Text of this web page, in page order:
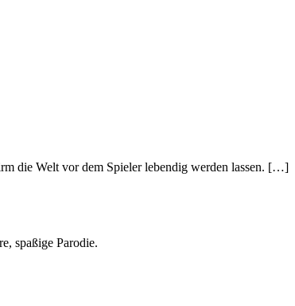
die Welt vor dem Spieler lebendig werden lassen. […]
spaßige Parodie.